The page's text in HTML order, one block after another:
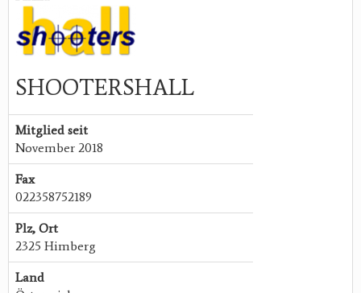
SHOOTERSHALL
Mitglied seit
November 2018
Fax
022358752189
Plz, Ort
2325 Himberg
Land